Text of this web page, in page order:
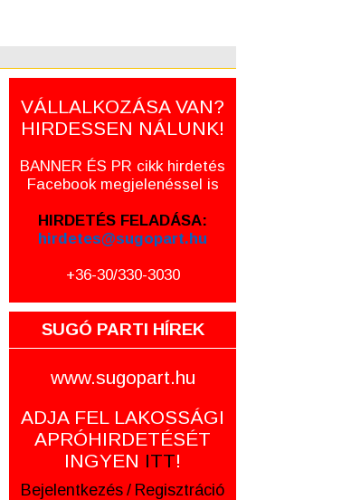
VÁLLALKOZÁSA VAN?
HIRDESSEN NÁLUNK!
BANNER ÉS PR cikk hirdetés
Facebook megjelenéssel is
HIRDETÉS FELADÁSA:
hirdetes@sugopart.hu
+36-30/330-3030
SUGÓ PARTI HÍREK
www.sugopart.hu
ADJA FEL LAKOSSÁGI
APRÓHIRDETÉSÉT
INGYEN ITT!
Bejelentkezés / Regisztráció